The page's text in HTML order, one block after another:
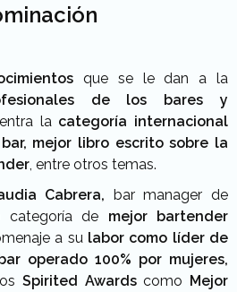
que se le dan a la
de los bares y
la categoría internacional
mejor libro escrito sobre la
, entre otros temas.
Cabrera, bar manager de
categoría de mejor bartender
a su labor como líder de
operado 100% por mujeres,
Spirited Awardscomo Mejor